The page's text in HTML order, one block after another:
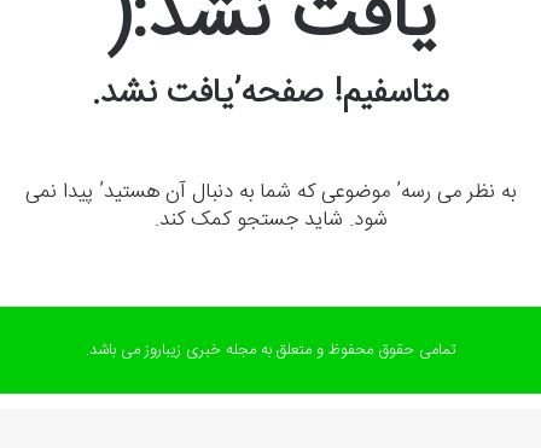
متاسفیم! صفحه’یافت نشد.
به نظر می رسه’ موضوعی که شما به دنبال آن هستید’ پیدا نمی
شود. شاید جستجو کمک کند.
تمامی حقوق محفوظ و متعلق به مجله خبری زیباروز می باشد.